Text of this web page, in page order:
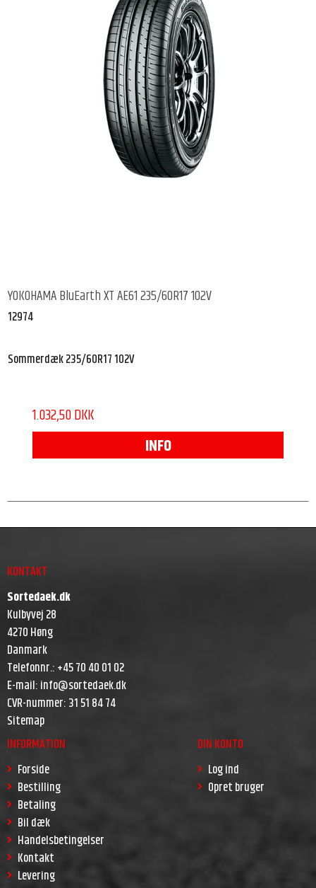
YOKOHAMA BluEarth XT AE61 235/60R17 102V
12974
Sommerdæk 235/60R17 102V
1.032,50 DKK
INFO
KONTAKT
Sortedaek.dk
Kulbyvej 28
4270 Høng
Danmark
Telefonnr.:+45 70 40 01 02
E-mail:info@sortedaek.dk
CVR-nummer:31 51 84 74
Sitemap
INFORMATION
Forside
Bestilling
Betaling
Bil dæk
Handelsbetingelser
Kontakt
Levering
DIN KONTO
Log ind
Opret bruger